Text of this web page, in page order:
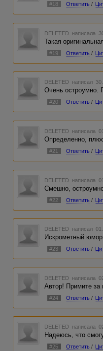
#18 Ответить /
DELETED написала
Такая
#19 Ответить /
DELETED написал
Очень остроумно.
#20 Ответить /
DELETED написала
Определенно,
#21 Ответить /
DELETED написала
Смешно,
#22 Ответить /
DELETED написал
Искрометный
#23 Ответить /
DELETED написала
Автор! Примите за
#24 Ответить /
DELETED написала
Надеюсь, что
#25 Ответить /